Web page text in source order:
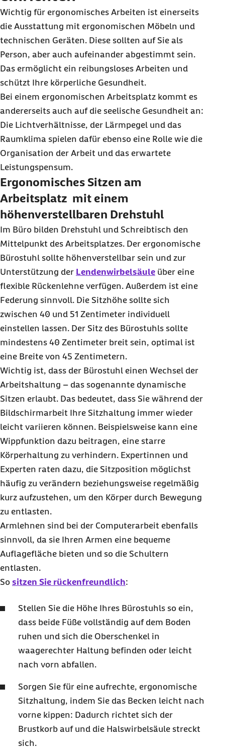
Wichtig für ergonomisches Arbeiten ist einerseits
die Ausstattung mit ergonomischen Möbeln und
technischen Geräten. Diese sollten auf Sie als
Person, aber auch aufeinander abgestimmt sein.
Das ermöglicht ein reibungsloses Arbeiten und
schützt Ihre körperliche Gesundheit.
Bei einem ergonomischen Arbeitsplatz kommt es
andererseits auch auf die seelische Gesundheit an:
Die Lichtverhältnisse, der Lärmpegel und das
Raumklima spielen dafür ebenso eine Rolle wie die
Organisation der Arbeit und das erwartete
Leistungspensum.
Ergonomisches Sitzen am
Arbeitsplatz mit einem
höhenverstellbaren Drehstuhl
Im Büro bilden Drehstuhl und Schreibtisch den
Mittelpunkt des Arbeitsplatzes. Der ergonomische
Bürostuhl sollte höhenverstellbar sein und zur
Unterstützung der Lendenwirbelsäule über eine
flexible Rückenlehne verfügen. Außerdem ist eine
Federung sinnvoll. Die Sitzhöhe sollte sich
zwischen 40 und 51 Zentimeter individuell
einstellen lassen. Der Sitz des Bürostuhls sollte
mindestens 40 Zentimeter breit sein, optimal ist
eine Breite von 45 Zentimetern.
Wichtig ist, dass der Bürostuhl einen Wechsel der
Arbeitshaltung – das sogenannte dynamische
Sitzen erlaubt. Das bedeutet, dass Sie während der
Bildschirmarbeit Ihre Sitzhaltung immer wieder
leicht variieren können. Beispielsweise kann eine
Wippfunktion dazu beitragen, eine starre
Körperhaltung zu verhindern. Expertinnen und
Experten raten dazu, die Sitzposition möglichst
häufig zu verändern beziehungsweise regelmäßig
kurz aufzustehen, um den Körper durch Bewegung
zu entlasten.
Armlehnen sind bei der Computerarbeit ebenfalls
sinnvoll, da sie Ihren Armen eine bequeme
Auflagefläche bieten und so die Schultern
entlasten.
So sitzen Sie rückenfreundlich:
Stellen Sie die Höhe Ihres Bürostuhls so ein,
dass beide Füße vollständig auf dem Boden
ruhen und sich die Oberschenkel in
waagerechter Haltung befinden oder leicht
nach vorn abfallen.
Sorgen Sie für eine aufrechte, ergonomische
Sitzhaltung, indem Sie das Becken leicht nach
vorne kippen: Dadurch richtet sich der
Brustkorb auf und die Halswirbelsäule streckt
sich.